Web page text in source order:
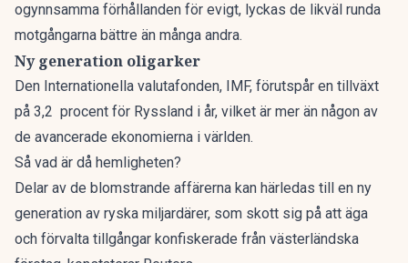
ogynnsamma förhållanden för evigt, lyckas de likväl runda
motgångarna bättre än många andra.
Ny generation oligarker
Den Internationella valutafonden, IMF, förutspår en tillväxt
på 3,2 procent för Ryssland i år, vilket är mer än någon av
de avancerade ekonomierna i världen.
Så vad är då hemligheten?
Delar av de blomstrande affärerna kan härledas till en ny
generation av ryska miljardärer, som skott sig på att äga
och förvalta tillgångar konfiskerade från västerländska